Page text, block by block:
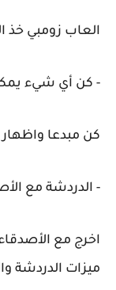
العاب زومبي خذ
- كن أي شيء
كن مبدعا
- الدردشة مع
اخرج مع
ميزات الدردشة